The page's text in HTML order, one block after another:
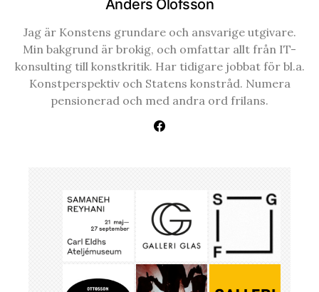
Anders Olofsson
Jag är Konstens grundare och ansvarige utgivare.
Min bakgrund är brokig, och omfattar allt från IT-
konsulting till konstkritik. Har tidigare jobbat för bl.a.
Konstperspektiv och Statens konstråd. Numera
pensionerad och med andra ord frilans.